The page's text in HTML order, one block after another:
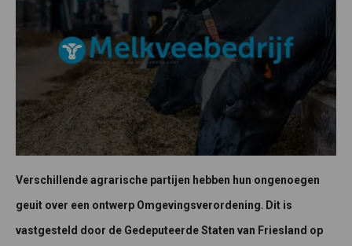
Verschillende agrarische partijen hebben hun ongenoegen
geuit over een ontwerp Omgevingsverordening. Dit is
vastgesteld door de Gedeputeerde Staten van Friesland op